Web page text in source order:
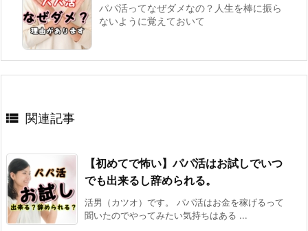
パパ活ってなぜダメなの？人生を棒に振ら
ないように覚えておいて
 関連記事
【初めてで怖い】パパ活はお試しでいつ
でも出来るし辞められる。
活男（カツオ）です。 パパ活はお金を稼げるって
聞いたのでやってみたい気持ちはある ...